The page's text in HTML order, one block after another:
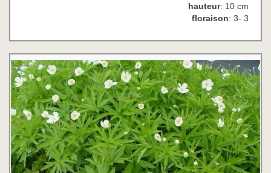
hauteur: 10 cm
floraison: 3- 3